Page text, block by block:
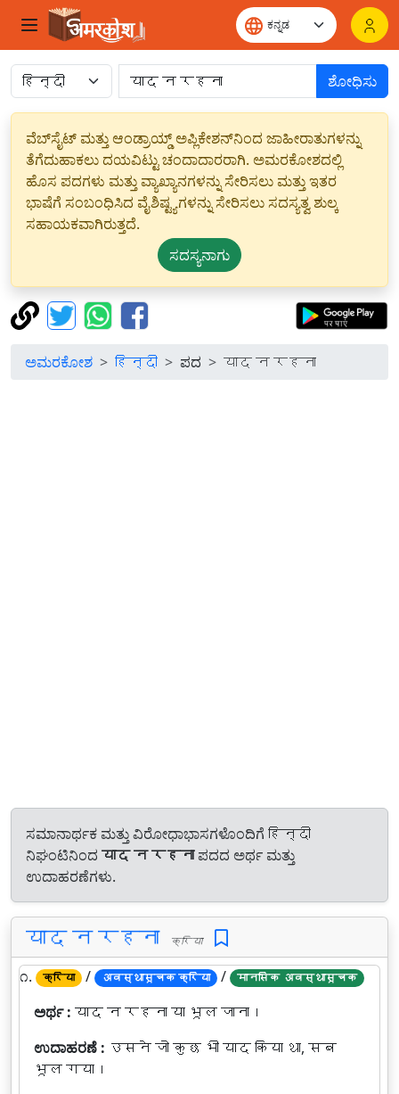
ಶೋಧಿಸು
ವೆಬ್‌ಸೈಟ್ ಮತ್ತು ಆಂಡ್ರಾಯ್ಡ್ ಅಪ್ಲಿಕೇಶನ್‌ನಿಂದ ಜಾಹೀರಾತುಗಳನ್ನು
ತೆಗೆದುಹಾಕಲು ದಯವಿಟ್ಟು ಚಂದಾದಾರರಾಗಿ. ಅಮರಕೋಶದಲ್ಲಿ
ಹೊಸ ಪದಗಳು ಮತ್ತು ವ್ಯಾಖ್ಯಾನಗಳನ್ನು ಸೇರಿಸಲು ಮತ್ತು ಇತರ
ಭಾಷೆಗೆ ಸಂಬಂಧಿಸಿದ ವೈಶಿಷ್ಟ್ಯಗಳನ್ನು ಸೇರಿಸಲು ಸದಸ್ಯತ್ವ ಶುಲ್ಕ
ಸಹಾಯಕವಾಗಿರುತ್ತದೆ.
ಸದಸ್ಯನಾಗು
ಅಮರಕೋಶ हिन्दी ಪದ याद न रहना
ಸಮಾನಾರ್ಥಕ ಮತ್ತು ವಿರೋಧಾಭಾಸಗಳೊಂದಿಗೆ हिन्दी
ನಿಘಂಟಿನಿಂದ याद न रहनाಪದದ ಅರ್ಥ ಮತ್ತು
ಉದಾಹರಣೆಗಳು.
याद न रहना क्रिया
೧. क्रिया / अवस्थासूचक क्रिया / मानसिक अवस्थासूचक
ಅರ್ಥ : याद न रहना या भूल जाना।
ಉದಾಹರಣೆ : उसने जो कुछ भी याद किया था, सब
भूल गया।